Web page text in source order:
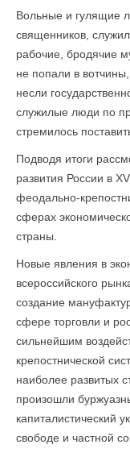
Вольные и гулящие
священников,
рабочие, бродячие
не попали в
несли
служилые люди по
стремилось
Подводя итоги
развития России в
феодально-
сферах
страны.
Новые явления в
всероссийского
создание
сфере торговли и
сильнейшим
крепостнической
наиболее развитых
произошли
капиталистический
свободе и частной